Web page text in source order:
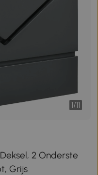
1/11
2 Onderste
Grijs